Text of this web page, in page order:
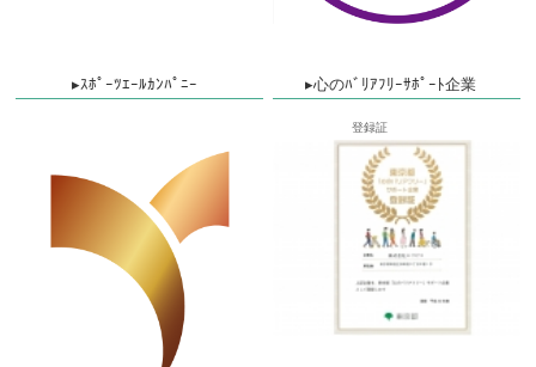
▸ｽﾎﾟｰﾂｴｰﾙｶﾝﾊﾟﾆｰ ▸心のﾊﾞﾘｱﾌﾘｰｻﾎﾟｰﾄ企業
登録証